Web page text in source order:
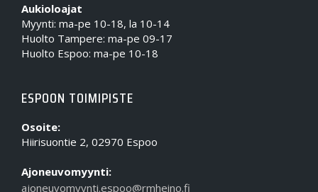
Aukioloajat
Myynti: ma-pe 10-18, la 10-14
Huolto Tampere: ma-pe 09-17
Huolto Espoo: ma-pe 10-18
ESPOON TOIMIPISTE
Osoite:
Hiirisuontie 2, 02970 Espoo
Ajoneuvomyynti:
ajoneuvomyynti.espoo@rmheino.fi